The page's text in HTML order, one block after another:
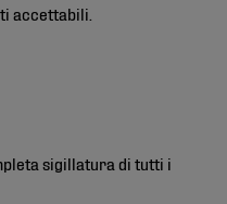
accettabili.
sigillatura di tutti i